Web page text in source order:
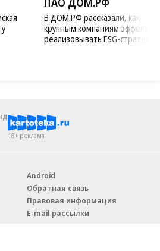
В ДОМ.РФ рассказали, как
крупным компаниям
реализовывать ESG-стратегию
18+ реклама
Android
Обратная связь
Правовая информация
E-mail рассылки